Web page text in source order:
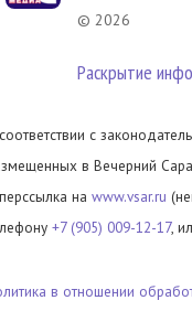
© 2026
Раскрытие
с
в Вечерний
на www.vsar.ru
+7 (905) 009-12-17,
в отношении